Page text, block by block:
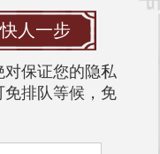
有着良好的口
在就诊前进行详
治疗方案。医院
提供便捷的预约
人一步
保证您的隐私
排队等候，免